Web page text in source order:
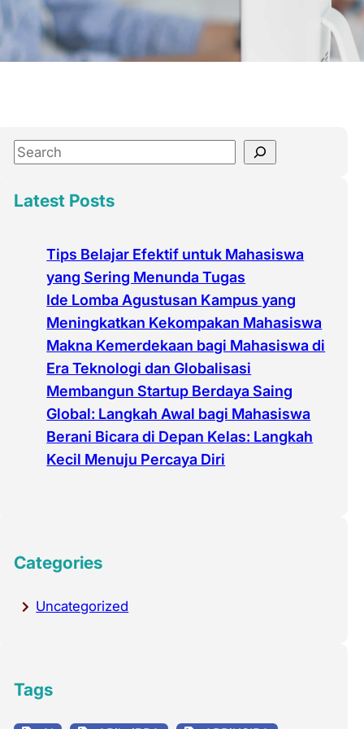
S
aLatest Posts
Tips Belajar Efektif untuk Mahasiswa
yang Sering Menunda Tugas
Ide Lomba Agustusan Kampus yang
Meningkatkan Kekompakan Mahasiswa
Makna Kemerdekaan bagi Mahasiswa di
Era Teknologi dan Globalisasi
Membangun Startup Berdaya Saing
Global: Langkah Awal bagi Mahasiswa
Berani Bicara di Depan Kelas: Langkah
Kecil Menuju Percaya Diri
Categories
Uncategorized
Tags